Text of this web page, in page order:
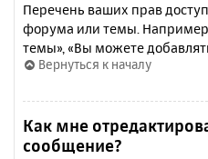
Перечень ваших прав
форума или темы.
темы», «Вы можете
Вернуться к началу
Как мне
сообщение?